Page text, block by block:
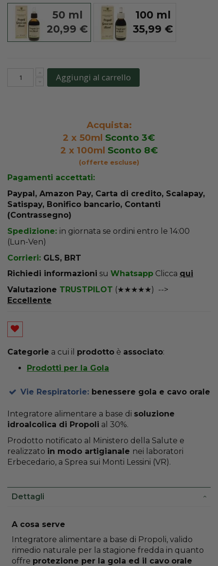
50 ml
20,99 €
100 ml
35,99 €
Aggiungi al carrello
Acquista:
2 x 50ml Sconto 3€
2 x 100ml Sconto 8€
(offerte escluse)
Pagamenti accettati:
Paypal, Amazon Pay, Carta di credito, Scalapay,
Satispay, Bonifico bancario, Contanti
(Contrassegno)
Spedizione: in giornata se ordini entro le 14:00
(Lun-Ven)
Corrieri: GLS, BRT
Richiedi informazioni su Whatsapp Clicca qui
Valutazione TRUSTPILOT (★★★★★) -->
Eccellente
Categorie a cui il prodotto è associato:
Prodotti per la Gola
Vie Respiratorie: benessere gola e cavo orale
Integratore alimentare a base di soluzione
idroalcolica di Propoli al 30%.
Prodotto notificato al Ministero della Salute e
realizzato in modo artigianale nei laboratori
Erbecedario, a Sprea sui Monti Lessini (VR).
Dettagli
More
A cosa serve
Integratore alimentare a base di Propoli, valido
rimedio naturale per la stagione fredda in quanto
offre protezione per la gola ed il cavo orale